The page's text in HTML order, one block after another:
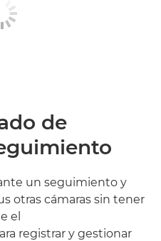
de
un seguimiento y
otras cámaras sin tener
el
registrar y gestionar